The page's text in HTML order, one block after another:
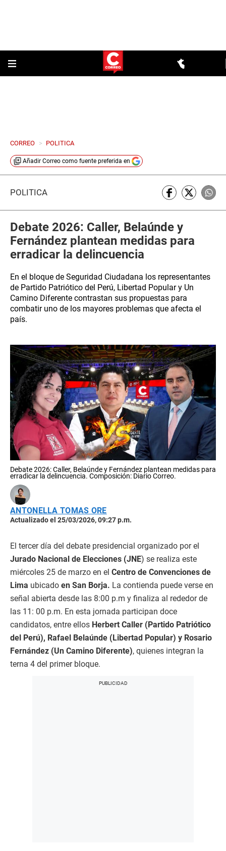
CORREO > POLITICA
Añadir Correo como fuente preferida en
POLÍTICA
Debate 2026: Caller, Belaúnde y
Fernández plantean medidas para
erradicar la delincuencia
En el bloque de Seguridad Ciudadana los representantes
de Partido Patriótico del Perú, Libertad Popular y Un
Camino Diferente contrastan sus propuestas para
combatir uno de los mayores problemas que afecta el
país.
Debate 2026: Caller, Belaúnde y Fernández plantean medidas para
erradicar la delincuencia. Composición: Diario Correo.
ANTONELLA TOMAS ORE
Actualizado el 25/03/2026, 09:27 p.m.
El tercer día del debate presidencial organizado por el
Jurado Nacional de Elecciones (JNE) se realiza este
miércoles 25 de marzo en el Centro de Convenciones de
Lima ubicado en San Borja. La contienda puede verse en
señal abierta desde las 8:00 p.m y finaliza al rededor de
las 11: 00 p.m. En esta jornada participan doce
candidatos, entre ellos Herbert Caller (Partido Patriótico
del Perú), Rafael Belaúnde (Libertad Popular) y Rosario
Fernández (Un Camino Diferente), quienes integran la
terna 4 del primer bloque.